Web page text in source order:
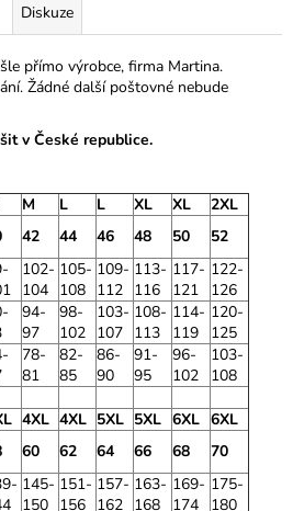
Diskuze
přímo výrobce, firma Martina.
Žádné další poštovné nebude
v České republice.
M L L XL XL
2XL
42 44 46 48 50
52
102-
104
105-
108
109-
112
113-
116
117-
121
122-
126
94-
97
98-
102
103-
107
108-
113
114-
119
120-
125
78-
81
82-
85
86-
90
91-
95
96-
102
103-
108
4XL 4XL 5XL 5XL 6XL 6XL
60 62 64 66 68
70
145-
150
151-
156
157-
162
163-
168
169-
174
175-
180